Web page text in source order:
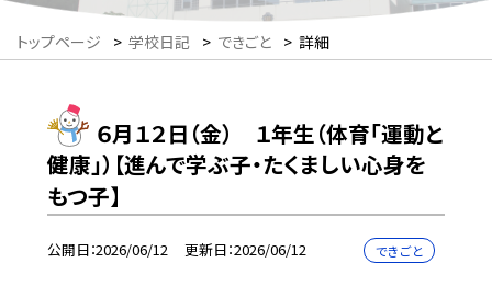
トップページ > 学校日記 > できごと > 詳細
６月１２日（金） １年生（体育「運動と
健康」）【進んで学ぶ子・たくましい心身を
もつ子】
公開日 2026/06/12 更新日 2026/06/12 できごと